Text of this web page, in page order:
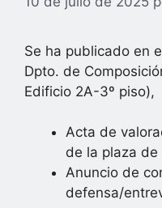
Se ha publicado en
Dpto. de
Edificio 2A-3º piso),
Acta de
de la plaza de
Anuncio de
defensa/